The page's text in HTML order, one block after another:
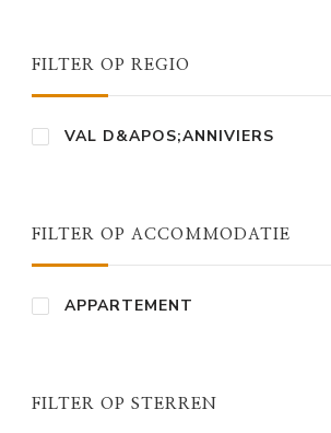
FILTER OP REGIO
VAL D&APOS;ANNIVIERS
FILTER OP ACCOMMODATIE
APPARTEMENT
FILTER OP STERREN